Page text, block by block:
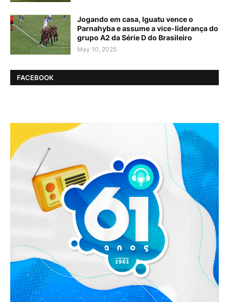
Jogando em casa, Iguatu vence o
Parnahyba e assume a vice-liderança do
grupo A2 da Série D do Brasileiro
May 10, 2025
FACEBOOK